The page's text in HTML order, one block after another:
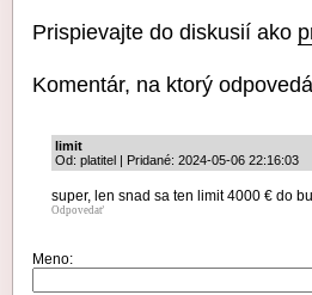
Prispievajte do diskusií ako
Komentár, na ktorý
limit
Od: platitel | Pridané: 2024-05-06 22:16:03
super, len snad sa ten limit 4000 € do
Odpovedať
Meno: